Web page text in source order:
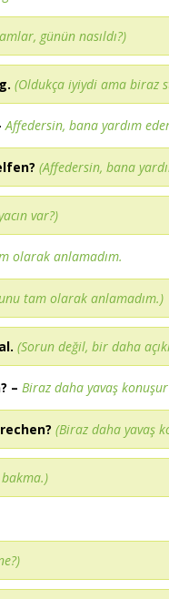
günün nasıldı?)
(Oldukça iyiydi ama biraz
Affedersin, bana yardım
(Affedersin, bana
var?)
olarak anlamadım.
tam olarak anlamadım.)
(Sorun değil, bir daha
– Biraz daha yavaş
(Biraz daha yavaş